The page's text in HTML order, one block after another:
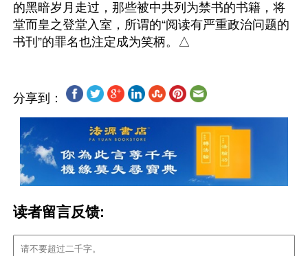
的黑暗岁月走过，那些被中共列为禁书的书籍，将
堂而皇之登堂入室，所谓的“阅读有严重政治问题的
分享到：
读者留言反馈: